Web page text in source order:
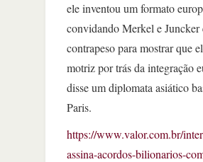
ele inventou um formato
convidando Merkel e Juncker
contrapeso para mostrar que
motriz por trás da integração
disse um diplomata asiático
Paris.
https://www.valor.com.br/
assina-acordos-bilionarios-